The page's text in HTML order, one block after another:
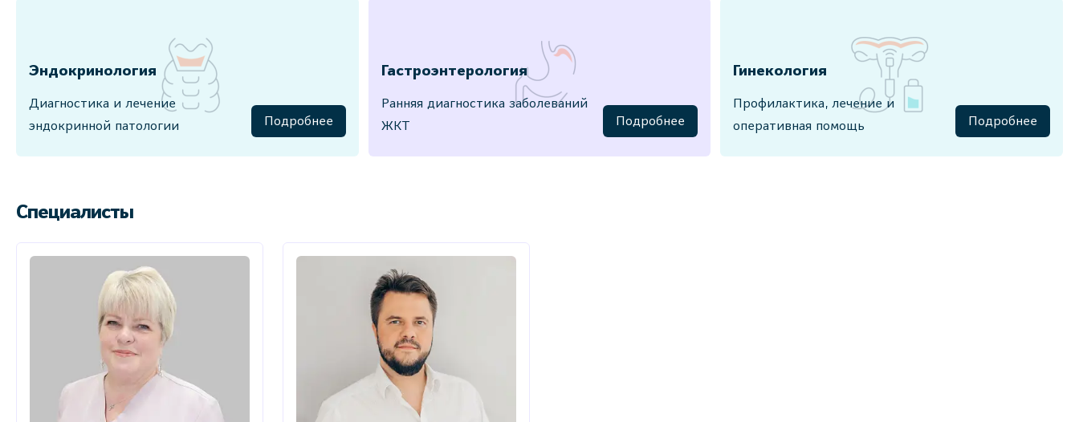
Эндокринология
Диагностика и лечение
эндокринной патологии
Подробнее
Гастроэнтерология
Ранняя диагностика заболеваний
ЖКТ
Подробнее
Гинекология
Профилактика, лечение и
оперативная помощь
Подробнее
Специалисты